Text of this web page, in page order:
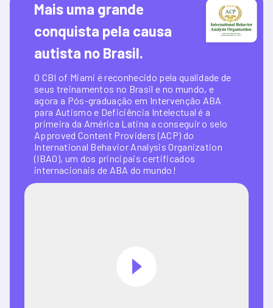
Mais uma grande
conquista pela causa
autista no Brasil.
O CBI of Miami é reconhecido pela qualidade de
seus treinamentos no Brasil e no mundo, e
agora a Pós-graduação em Intervenção ABA
para Autismo e Deficiência Intelectual é a
primeira da América Latina a conseguir o selo
Approved Content Providers (ACP) do
International Behavior Analysis Organization
(IBAO), um dos principais certificados
internacionais de ABA do mundo!